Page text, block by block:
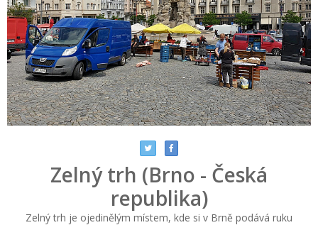
Zelný trh (Brno - Česká
republika)
Zelný trh je ojedinělým místem, kde si v Brně podává ruku